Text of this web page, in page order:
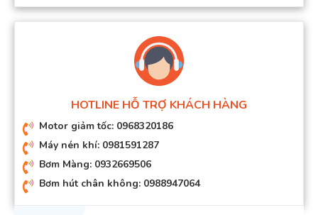
HOTLINE HỖ TRỢ KHÁCH HÀNG
Motor giảm tốc: 0968320186
Máy nén khí: 0981591287
Bơm Màng: 0932669506
Bơm hút chân không: 0988947064